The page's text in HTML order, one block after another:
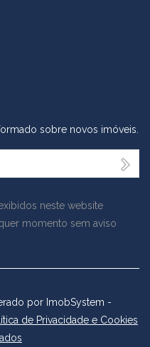
sobre novos imóveis.
neste website
momento sem aviso
por ImobSystem -
de Privacidade e Cookies